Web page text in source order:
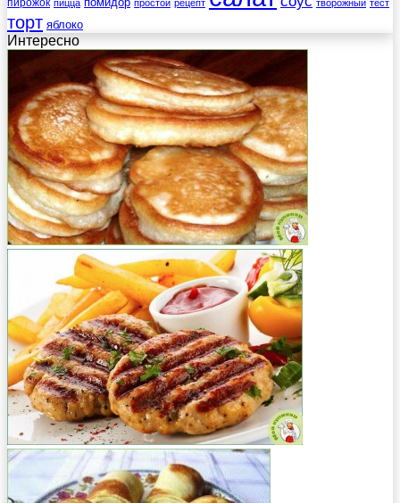
пирожок пицца простой рецепт творожный тест
торт яблоко
Интересно